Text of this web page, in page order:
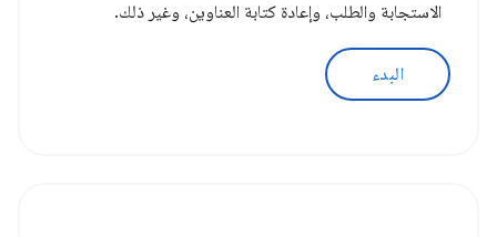
الاستجابة والطلب، وإعادة كتابة العناوين، وغير ذلك.
البدء